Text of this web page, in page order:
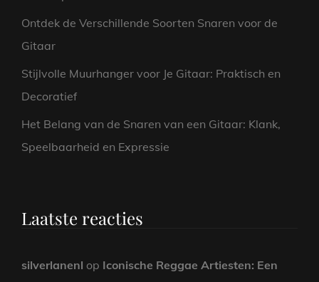
Ontdek de Verschillende Soorten Snaren voor de
Gitaar
Stijlvolle Muurhanger voor Je Gitaar: Praktisch en
Decoratief
Het Belang van de Snaren van een Gitaar: Klank,
Speelbaarheid en Expressie
Laatste reacties
silverlanenl op Iconische Reggae Artiesten: Een